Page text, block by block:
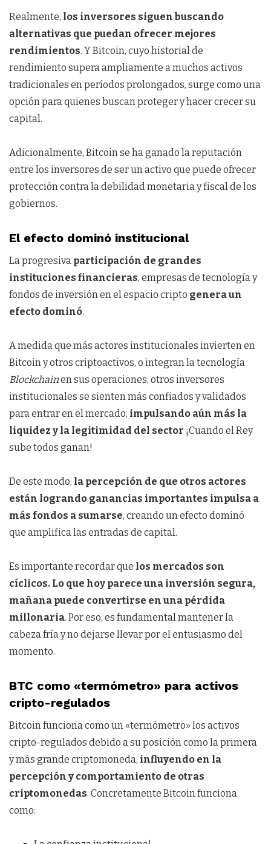
Realmente, los inversores siguen buscando
alternativas que puedan ofrecer mejores
rendimientos. Y Bitcoin, cuyo historial de
rendimiento supera ampliamente a muchos activos
tradicionales en períodos prolongados, surge como una
opción para quienes buscan proteger y hacer crecer su
capital.
Adicionalmente, Bitcoin se ha ganado la reputación
entre los inversores de ser un activo que puede ofrecer
protección contra la debilidad monetaria y fiscal de los
gobiernos.
El efecto dominó institucional
La progresiva participación de grandes
instituciones financieras, empresas de tecnología y
fondos de inversión en el espacio cripto genera un
efecto dominó.
A medida que más actores institucionales invierten en
Bitcoin y otros criptoactivos, o integran la tecnología
Blockchainen sus operaciones, otros inversores
institucionales se sienten más confiados y validados
para entrar en el mercado, impulsando aún más la
liquidez y la legitimidad del sector ¡Cuando el Rey
sube todos ganan!
De este modo, la percepción de que otros actores
están logrando ganancias importantes impulsa a
más fondos a sumarse, creando un efecto dominó
que amplifica las entradas de capital.
Es importante recordar que los mercados son
cíclicos. Lo que hoy parece una inversión segura,
mañana puede convertirse en una pérdida
millonaria. Por eso, es fundamental mantener la
cabeza fría y no dejarse llevar por el entusiasmo del
momento.
BTC como «termómetro» para activos
cripto-regulados
Bitcoin funciona como un «termómetro» los activos
cripto-regulados debido a su posición como la primera
y más grande criptomoneda, influyendo en la
percepción y comportamiento de otras
criptomonedas. Concretamente Bitcoin funciona
como: